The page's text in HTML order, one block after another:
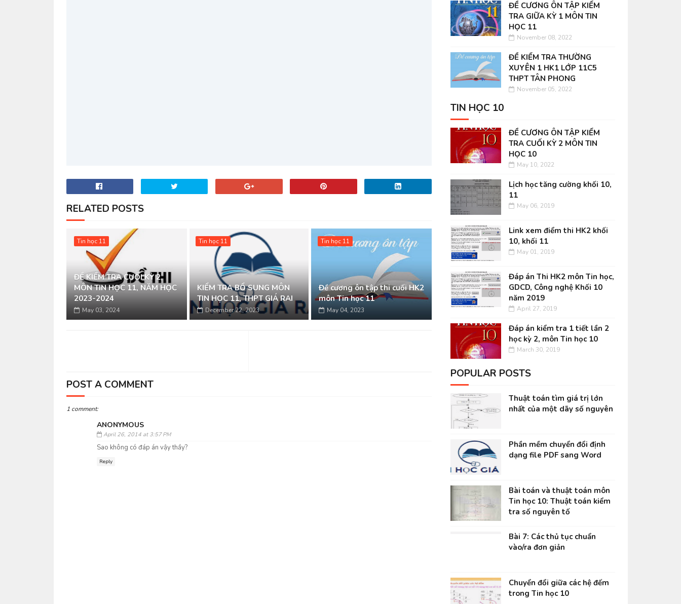
RELATED POSTS
Tin học 11
ĐỀ KIỂM TRA CUỐI KỲ 2,
MÔN TIN HỌC 11, NĂM HỌC
2023-2024
May 03, 2024
Tin học 11
KIỂM TRA BỔ SUNG MÔN
TIN HỌC 11, THPT GIÁ RAI
December 22, 2023
Tin học 11
Đề cương ôn tập thi cuối HK2
môn Tin học 11
May 04, 2023
POST A COMMENT
1 comment:
ANONYMOUS
April 26, 2014 at 3:57 PM
Sao không có đáp án vậy thầy?
Reply
ĐỀ CƯƠNG ÔN TẬP KIỂM
TRA GIỮA KỲ 1 MÔN TIN
HỌC 11
November 08, 2022
ĐỀ KIỂM TRA THƯỜNG
XUYÊN 1 HK1 LỚP 11C5
THPT TÂN PHONG
November 05, 2022
TIN HỌC 10
ĐỀ CƯƠNG ÔN TẬP KIỂM
TRA CUỐI KỲ 2 MÔN TIN
HỌC 10
May 10, 2022
Lịch học tăng cường khối 10,
11
May 06, 2019
Link xem điểm thi HK2 khối
10, khối 11
May 01, 2019
Đáp án Thi HK2 môn Tin học,
GDCD, Công nghệ Khối 10
năm 2019
April 27, 2019
Đáp án kiểm tra 1 tiết lần 2
học kỳ 2, môn Tin học 10
March 30, 2019
POPULAR POSTS
Thuật toán tìm giá trị lớn
nhất của một dãy số nguyên
Phần mềm chuyển đổi định
dạng file PDF sang Word
Bài toán và thuật toán môn
Tin học 10: Thuật toán kiểm
tra số nguyên tố
Bài 7: Các thủ tục chuẩn
vào/ra đơn giản
Chuyển đổi giữa các hệ đếm
trong Tin học 10